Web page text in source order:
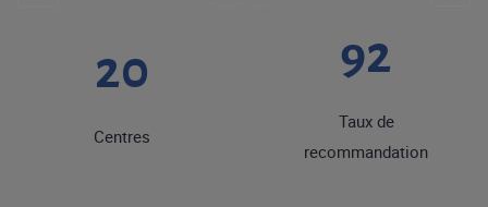
20
Centres
92
Taux de
recommandation